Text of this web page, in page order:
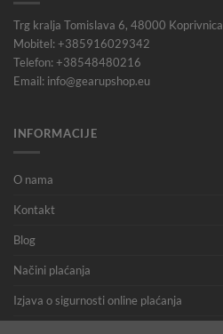
Trg kralja Tomislava 6, 48000 Koprivnica
Mobitel: +385916029342
Telefon: +38548480216
Email: info@gearupshop.eu
INFORMACIJE
O nama
Kontakt
Blog
Načini plaćanja
Izjava o sigurnosti online plaćanja